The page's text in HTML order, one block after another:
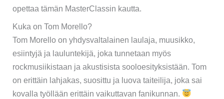
opettaa tämän MasterClassin kautta.
Kuka on Tom Morello?
Tom Morello on yhdysvaltalainen laulaja, muusikko,
esiintyjä ja lauluntekijä, joka tunnetaan myös
rockmusiikistaan ​​ja akustisista sooloesityksistään. Tom
on erittäin lahjakas, suosittu ja luova taiteilija, joka sai
kovalla työllään erittäin vaikuttavan fanikunnan.